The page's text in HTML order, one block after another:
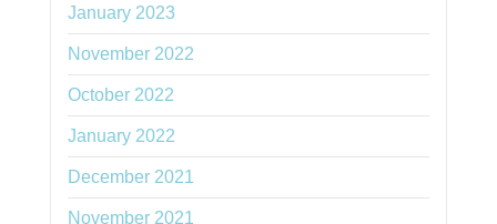
January 2023
November 2022
October 2022
January 2022
December 2021
November 2021